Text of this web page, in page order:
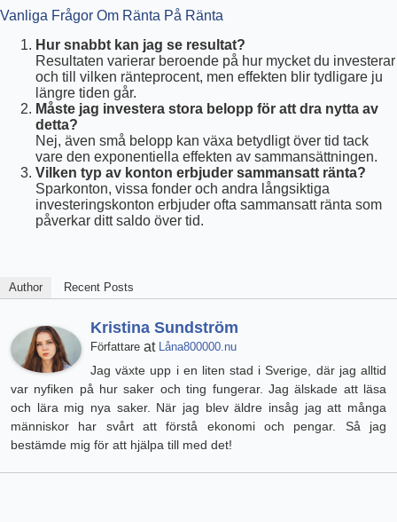
Vanliga Frågor Om Ränta På Ränta
Hur snabbt kan jag se resultat?
Resultaten varierar beroende på hur mycket du investerar
och till vilken ränteprocent, men effekten blir tydligare ju
längre tiden går.
Måste jag investera stora belopp för att dra nytta av
detta?
Nej, även små belopp kan växa betydligt över tid tack
vare den exponentiella effekten av sammansättningen.
Vilken typ av konton erbjuder sammansatt ränta?
Sparkonton, vissa fonder och andra långsiktiga
investeringskonton erbjuder ofta sammansatt ränta som
påverkar ditt saldo över tid.
Author Recent Posts
Kristina Sundström
Författare at Låna800000.nu
Jag växte upp i en liten stad i Sverige, där jag alltid
var nyfiken på hur saker och ting fungerar. Jag älskade att läsa
och lära mig nya saker. När jag blev äldre insåg jag att många
människor har svårt att förstå ekonomi och pengar. Så jag
bestämde mig för att hjälpa till med det!